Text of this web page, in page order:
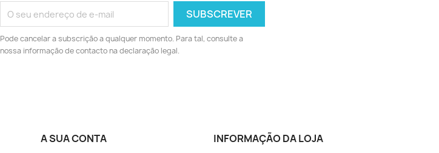
Pode cancelar a subscrição a qualquer momento. Para tal, consulte a
nossa informação de contacto na declaração legal.
A SUA CONTA INFORMAÇÃO DA LOJA